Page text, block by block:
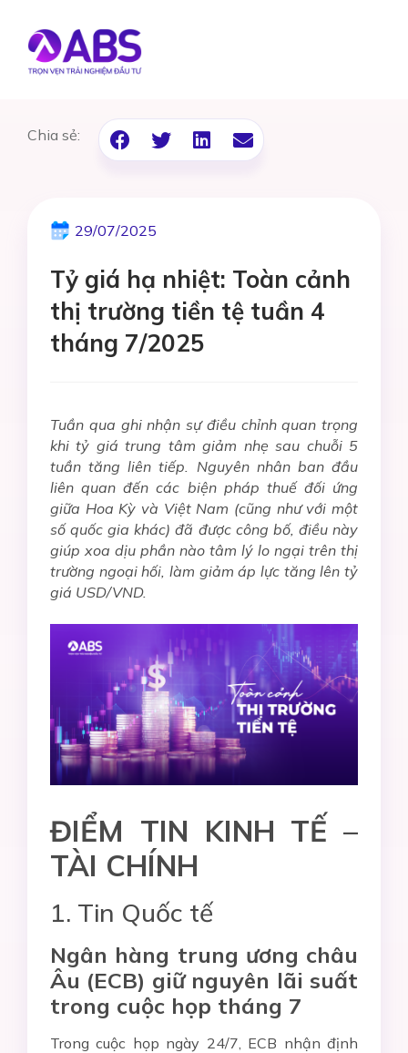
Chia sẻ:
29/07/2025
Tỷ giá hạ nhiệt: Toàn cảnh
thị trường tiền tệ tuần 4
tháng 7/2025
Tuần qua ghi nhận sự điều chỉnh quan trọng
khi tỷ giá trung tâm giảm nhẹ sau chuỗi 5
tuần tăng liên tiếp. Nguyên nhân ban đầu
liên quan đến các biện pháp thuế đối ứng
giữa Hoa Kỳ và Việt Nam (cũng như với một
số quốc gia khác) đã được công bố, điều này
giúp xoa dịu phần nào tâm lý lo ngại trên thị
trường ngoại hối, làm giảm áp lực tăng lên tỷ
giá USD/VND.
ĐIỂM TIN KINH TẾ –
TÀI CHÍNH
1. Tin Quốc tế
Ngân hàng trung ương châu
Âu (ECB) giữ nguyên lãi suất
trong cuộc họp tháng 7
Trong cuộc họp ngày 24/7, ECB nhận định